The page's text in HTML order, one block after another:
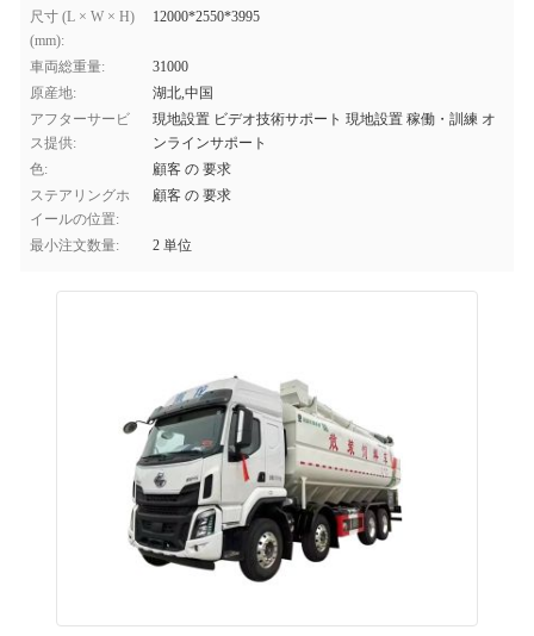
尺寸 (L × W × H)
(mm):
12000*2550*3995
車両総重量:
31000
原産地:
湖北,中国
アフターサービ
ス提供:
現地設置 ビデオ技術サポート 現地設置 稼働・訓練 オ
ンラインサポート
色:
顧客 の 要求
ステアリングホ
イールの位置:
顧客 の 要求
最小注文数量: 2 単位